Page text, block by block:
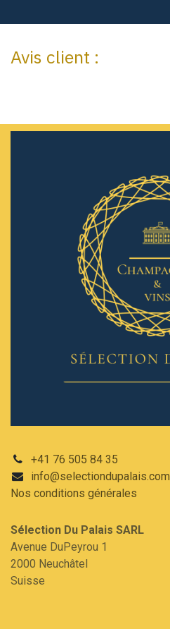
Avis client :
+41 76 505 84 35
info@selectiondupalais.com
Nos conditions générales
Sélection Du Palais SARL​
Avenue DuPeyrou 1
2000 Neuchâtel
Suisse